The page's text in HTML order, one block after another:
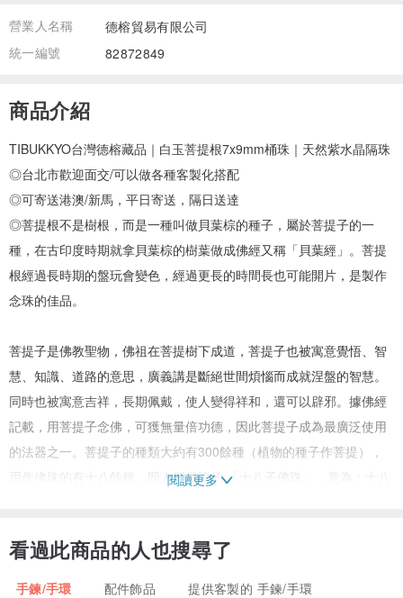
營業人名稱
德榕貿易有限公司
統一編號
82872849
商品介紹
TIBUKKYO台灣德榕藏品｜白玉菩提根7x9mm桶珠｜天然紫水晶隔珠
◎台北市歡迎面交/可以做各種客製化搭配
◎可寄送港澳/新馬，平日寄送，隔日送達
◎菩提根不是樹根，而是一種叫做貝葉棕的種子，屬於菩提子的一
種，在古印度時期就拿貝葉棕的樹葉做成佛經又稱「貝葉經」。菩提
根經過長時期的盤玩會變色，經過更長的時間長也可能開片，是製作
念珠的佳品。
菩提子是佛教聖物，佛祖在菩提樹下成道，菩提子也被寓意覺悟、智
慧、知識、道路的意思，廣義講是斷絕世間煩惱而成就涅盤的智慧。
同時也被寓意吉祥，長期佩戴，使人變得祥和，還可以辟邪。據佛經
記載，用菩提子念佛，可獲無量倍功德，因此菩提子成為最廣泛使用
的法器之一。菩提子的種類大約有300餘種（植物的種子作菩提），
用作佛珠的有十八餘種，即人們常說的:「十八子佛珠」，意為：十八
閱讀更多
看過此商品的人也搜尋了
手鍊/手環 配件飾品 提供客製的 手鍊/手環